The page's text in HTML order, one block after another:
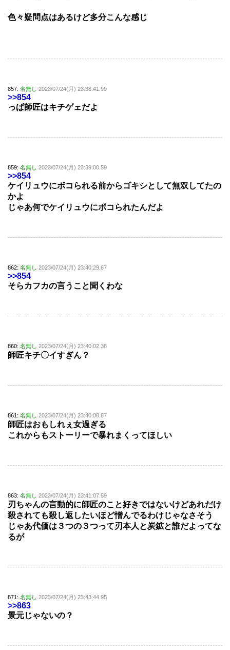
色々疑問点はあるけど多分こんな感じ
857: 名無し 2023/07/24(月) 23:38:41.99
>>854
っぱ師匠はキチゲェだよ
859: 名無し 2023/07/24(月) 23:39:00.59
>>854
ケイリュウにボコられる前からゴキシとして無双してたの
かよ
じゃあ何でケイリュウにボコられたんだよ
862: 名無し 2023/07/24(月) 23:40:29.67
>>854
そらカフカの言うこと聞くわな
860: 名無し 2023/07/24(月) 23:40:02.38
師匠キチ〇イすぎん？
861: 名無し 2023/07/24(月) 23:40:08.87
師匠はおもしれぇ女過ぎる
これからもストーリーで暴れまくってほしい
863: 名無し 2023/07/24(月) 23:41:07.59
刃ちゃんの言動的に師匠のこと好きではないけどあれだけ
殺されても殺し返したいほど憎んでるわけじゃなさそう
じゃあ代価は３つの３つって刃本人と炭鉱と誰だよってな
るが
871: 名無し 2023/07/24(月) 23:43:44.95
>>863
景元じゃないの？